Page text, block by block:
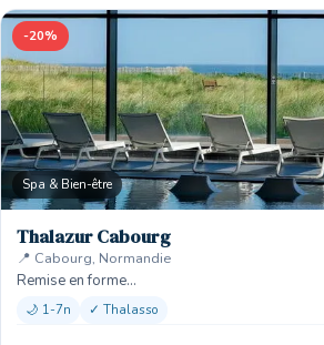
-20%
Spa & Bien-être
Thalazur Cabourg
📍 Cabourg, Normandie
Remise en forme…
🌙 1-7n ✓ Thalasso